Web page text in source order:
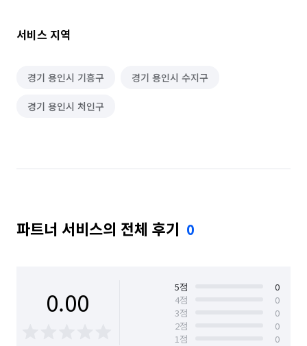
체육시설/운동기구 설치
서비스 지역
경기 용인시 기흥구 경기 용인시 수지구
경기 용인시 처인구
파트너 서비스의 전체 후기 0
0.00 5점
0
4점
0
3점
0
2점
0
1점
0